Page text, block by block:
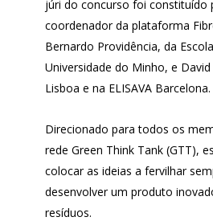
júri do concurso foi constituído
coordenador da plataforma
Bernardo Providência, da
Universidade do Minho, e
Lisboa e na ELISAVA Barcelona.
Direcionado para todos os
rede Green Think Tank (GTT),
colocar as ideias a fervilhar
desenvolver um produto
resíduos.